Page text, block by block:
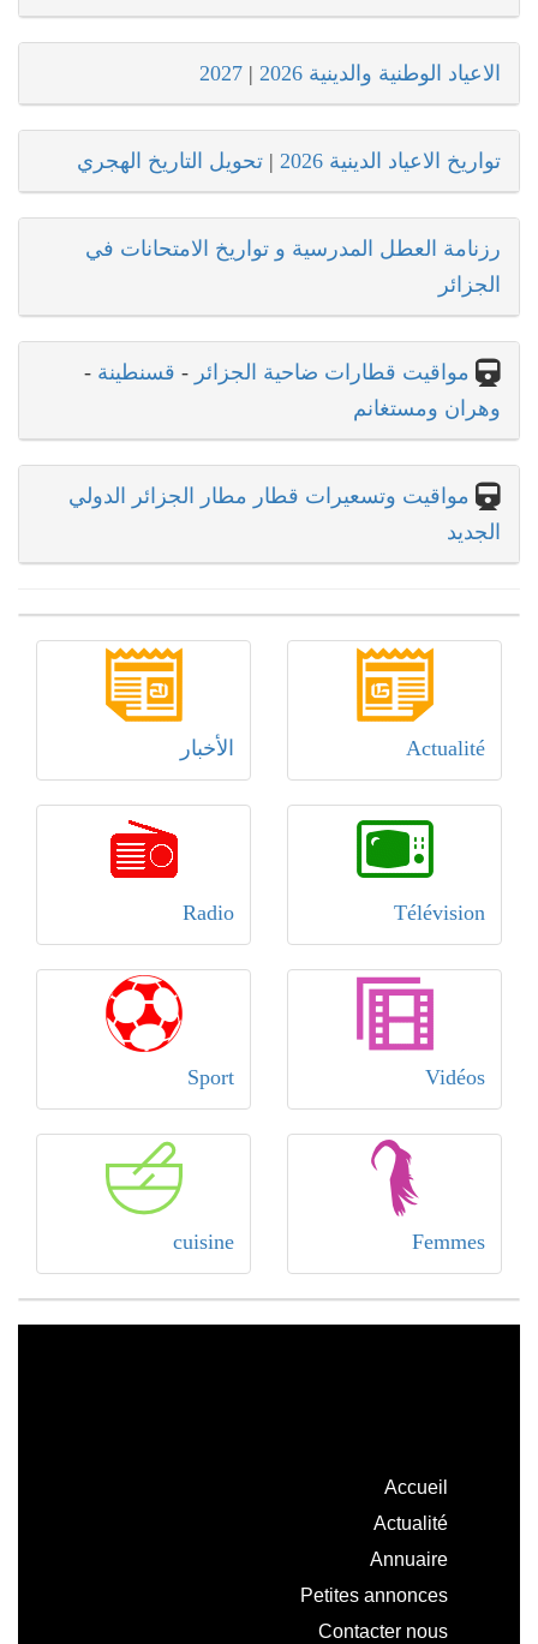
الاعياد الوطنية والدينية 2026 |
2027
تواريخ الاعياد الدينية 2026 | تحويل التاريخ الهجري
رزنامة العطل المدرسية و تواريخ الامتحانات في
الجزائر
مواقيت قطارات ضاحية الجزائر - قسنطينة -
وهران ومستغانم
مواقيت وتسعيرات قطار مطار الجزائر الدولي
الجديد
Actualité الأخبار
Télévision
Radio
Vidéos
Sport
Femmes
cuisine
Accueil
Actualité
Annuaire
Petites annonces
Contacter nous